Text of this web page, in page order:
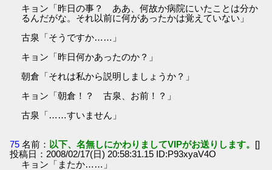
キョン「昨日の事？ ああ、何故か病院にいたことは分か
るんだがな。それ以前に何があったかは覚えていない」
古泉「そうですか……」
キョン「昨日何かあったのか？」
朝倉「それは私から説明しましょうか？」
キョン「朝倉！？ 古泉、お前！？」
古泉「……すいません」
75 名前： 以下、名無しにかわりましてVIPがお送りします。 []
投稿日：2008/02/17(日) 20:58:31.15 ID:P93xyaV4O
キョン「またか……」